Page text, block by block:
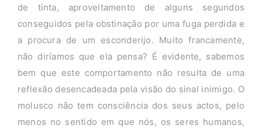
de tinta, aproveitamento de alguns segundos
conseguidos pela obstinação por uma fuga perdida e
a procura de um esconderijo. Muito francamente,
não diríamos que ela pensa? É evidente, sabemos
bem que este comportamento não resulta de uma
reflexão desencadeada pela visão do sinal inimigo. O
molusco não tem consciência dos seus actos, pelo
menos no sentido em que nós, os seres humanos,